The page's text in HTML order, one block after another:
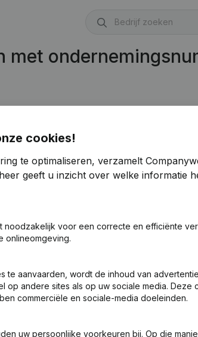
met
cookies!
te optimaliseren, verzamelt
geeft u inzicht over welke informatie
noodzakelijk voor een correcte en efficiënte
onlineomgeving.
te aanvaarden, wordt de inhoud van
op andere sites als op uw sociale media.
commerciële en sociale-media doeleinden.
uw persoonlijke voorkeuren bij. Op die